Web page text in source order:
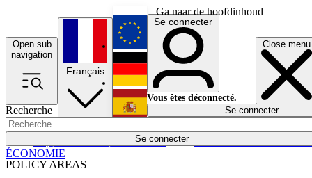
Ga naar de hoofdinhoud
Open sub
navigation
Close menu
Recherche
Se connecter
POLICY AREAS
Économie
Français
English
Deutsch
Español
Se connecter
Vous êtes déconnecté.
Se connecter
ÉCONOMIE